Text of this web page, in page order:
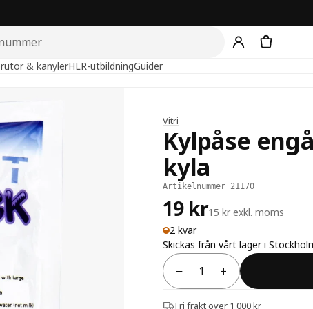
& kanylerHLR-utbildningGuider
Vitri
Kylpåse
kyla
Artikelnummer 21170
19 kr15 kr exkl. moms
2 kvar
Skickas från vårt lager i
− +
Fri frakt över 1 000 kr